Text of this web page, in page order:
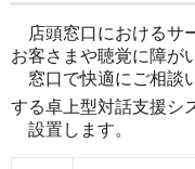
店頭窓口におけるサ
お客さまや聴覚に障が
窓口で快適にご相談
する卓上型対話支援シ
設置します。